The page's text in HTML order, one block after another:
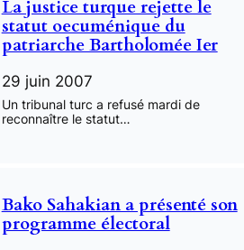
La justice turque rejette le
statut oecuménique du
patriarche Bartholomée Ier
29 juin 2007
Un tribunal turc a refusé mardi de
reconnaître le statut…
Bako Sahakian a présenté son
programme électoral